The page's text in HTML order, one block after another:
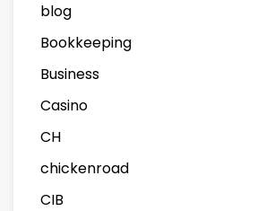
blog
Bookkeeping
Business
Casino
CH
chickenroad
CIB